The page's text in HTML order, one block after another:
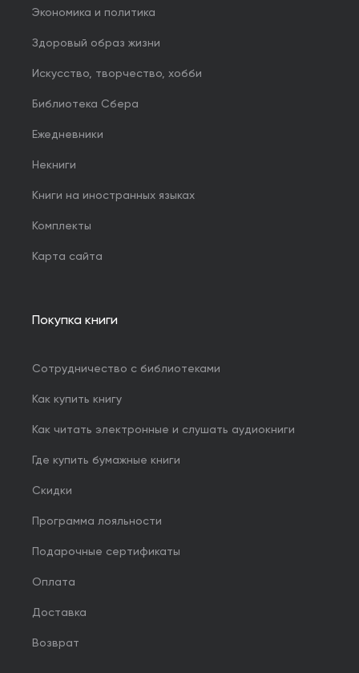
Экономика и политика
Здоровый образ жизни
Искусство, творчество, хобби
Библиотека Сбера
Ежедневники
Некниги
Книги на иностранных языках
Комплекты
Карта сайта
Покупка книги
Сотрудничество с библиотеками
Как купить книгу
Как читать электронные и слушать аудиокниги
Где купить бумажные книги
Скидки
Программа лояльности
Подарочные сертификаты
Оплата
Доставка
Возврат